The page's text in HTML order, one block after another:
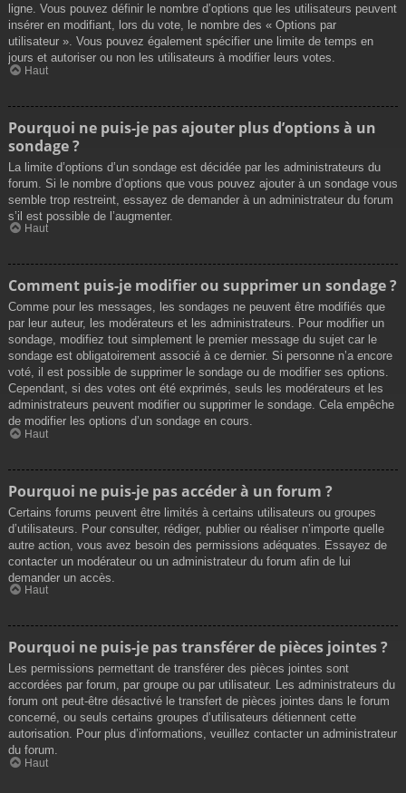
ligne. Vous pouvez définir le nombre d’options que les utilisateurs peuvent
insérer en modifiant, lors du vote, le nombre des « Options par
utilisateur ». Vous pouvez également spécifier une limite de temps en
jours et autoriser ou non les utilisateurs à modifier leurs votes.
Haut
Pourquoi ne puis-je pas ajouter plus d’options à un
sondage ?
La limite d’options d’un sondage est décidée par les administrateurs du
forum. Si le nombre d’options que vous pouvez ajouter à un sondage vous
semble trop restreint, essayez de demander à un administrateur du forum
s’il est possible de l’augmenter.
Haut
Comment puis-je modifier ou supprimer un sondage ?
Comme pour les messages, les sondages ne peuvent être modifiés que
par leur auteur, les modérateurs et les administrateurs. Pour modifier un
sondage, modifiez tout simplement le premier message du sujet car le
sondage est obligatoirement associé à ce dernier. Si personne n’a encore
voté, il est possible de supprimer le sondage ou de modifier ses options.
Cependant, si des votes ont été exprimés, seuls les modérateurs et les
administrateurs peuvent modifier ou supprimer le sondage. Cela empêche
de modifier les options d’un sondage en cours.
Haut
Pourquoi ne puis-je pas accéder à un forum ?
Certains forums peuvent être limités à certains utilisateurs ou groupes
d’utilisateurs. Pour consulter, rédiger, publier ou réaliser n’importe quelle
autre action, vous avez besoin des permissions adéquates. Essayez de
contacter un modérateur ou un administrateur du forum afin de lui
demander un accès.
Haut
Pourquoi ne puis-je pas transférer de pièces jointes ?
Les permissions permettant de transférer des pièces jointes sont
accordées par forum, par groupe ou par utilisateur. Les administrateurs du
forum ont peut-être désactivé le transfert de pièces jointes dans le forum
concerné, ou seuls certains groupes d’utilisateurs détiennent cette
autorisation. Pour plus d’informations, veuillez contacter un administrateur
du forum.
Haut